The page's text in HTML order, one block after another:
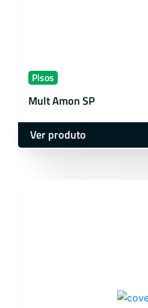
Pisos
Mult Amon SP
Ver produto